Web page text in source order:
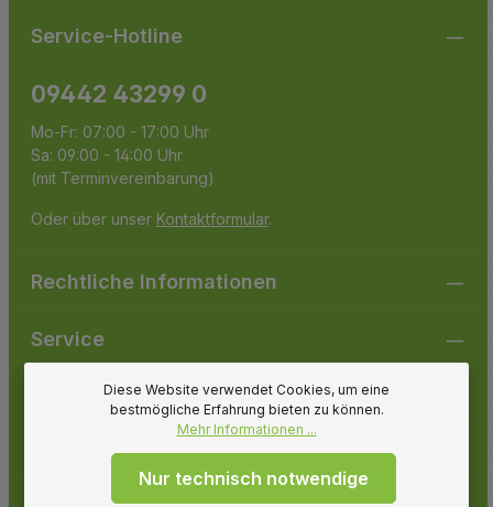
Service-Hotline
09442 43299 0
Mo-Fr: 07:00 - 17:00 Uhr
Sa: 09:00 - 14:00 Uhr
(mit Terminvereinbarung)
Oder über unser Kontaktformular.
Rechtliche Informationen
Service
Gartenpirat
Folge uns
Diese Website verwendet Cookies, um eine
bestmögliche Erfahrung bieten zu können.
Mehr Informationen ...
Nur technisch notwendige